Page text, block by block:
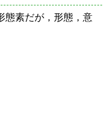
態素だが，形態，意